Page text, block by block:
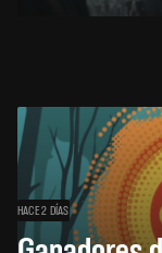
HACE 2 DÍAS